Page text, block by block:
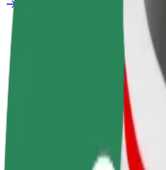
Как да се присъедините
Генерирайте приходи по
собствените си условия